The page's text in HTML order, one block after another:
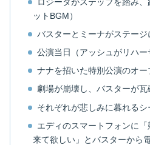
ットBGM）
バスターとミーナがステー
公演当日（アッシュがリハー
ナナを招いた特別公演のオー
劇場が崩壊し、バスターが
それぞれが悲しみに暮れるシ
エディのスマートフォンに
来て欲しい」とバスターから